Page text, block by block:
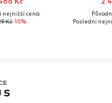
nejnižší cena:
Kč-10%
Poslední
S